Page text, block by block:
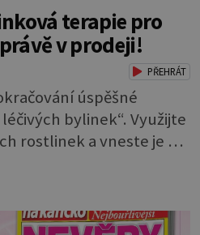
terapie pro
v prodeji!
PŘEHRÁT
úspěšné
bylinek“. Využijte
rostlinek a vneste je do
s léčivou silou
jednoduché návody
k léčbě